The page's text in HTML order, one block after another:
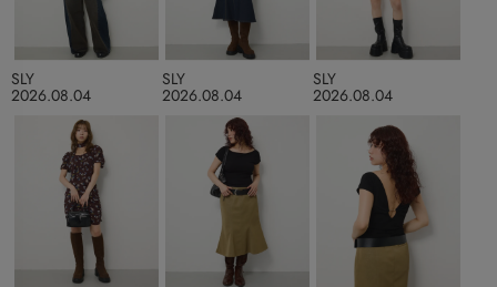
2026.08.04
SLY
2026.08.04
SLY
2026.08.04
SLY